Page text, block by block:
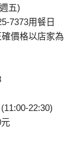
五)
7373用餐日
價格以店家為
22:30)